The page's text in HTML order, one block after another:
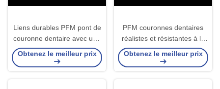
Liens durables PFM pont de
couronne dentaire avec une
excellente biocompatibilité
Liens sécurisés
Obtenez le meilleur prix
PFM couronnes dentaires
réalistes et résistantes à la
corrosion pour une santé
buccale optimale
Obtenez le meilleur prix